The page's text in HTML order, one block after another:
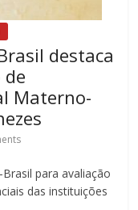
destaca
Materno-
para avaliação
das instituições